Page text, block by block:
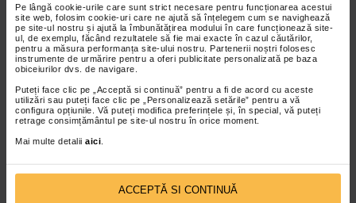
Pe lângă cookie-urile care sunt strict necesare pentru funcționarea acestui
site web, folosim cookie-uri care ne ajută să înțelegem cum se navighează
pe site-ul nostru și ajută la îmbunătățirea modului în care funcționează site-
ul, de exemplu, făcând rezultatele să fie mai exacte în cazul căutărilor,
pentru a măsura performanța site-ului nostru. Partenerii noștri folosesc
instrumente de urmărire pentru a oferi publicitate personalizată pe baza
obiceiurilor dvs. de navigare.
Puteți face clic pe „Acceptă si continuă” pentru a fi de acord cu aceste
utilizări sau puteți face clic pe „Personalizează setările” pentru a vă
configura opțiunile. Vă puteți modifica preferințele și, în special, vă puteți
retrage consimțământul pe site-ul nostru în orice moment.
Mai multe detalii aici
ACCEPTĂ SI CONTINUĂ
Branturi Gel Activ Formal, Scholl
Adaugă în coș
Branturi Gel Activ Casual, Scholl